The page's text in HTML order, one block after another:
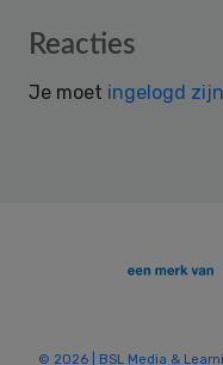
Reader
Reacties
Je moet ingelogd
© 2026 | BSL Media &